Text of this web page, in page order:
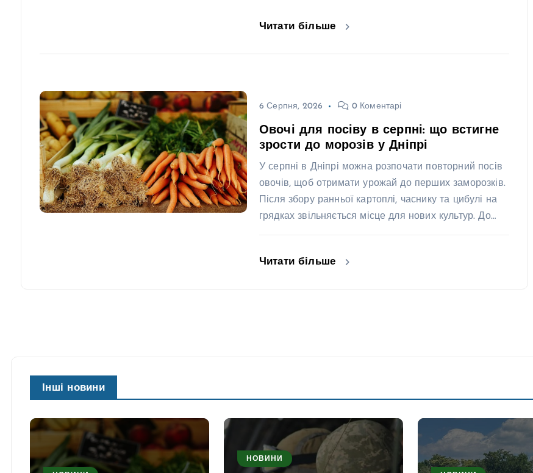
Читати більше
6 Серпня, 2026 0 Коментарі
Овочі для посіву в серпні: що встигне
зрости до морозів у Дніпрі
У серпні в Дніпрі можна розпочати повторний посів
овочів, щоб отримати урожай до перших заморозків.
Після збору ранньої картоплі, часнику та цибулі на
грядках звільняється місце для нових культур. До…
Читати більше
Інші новини
НОВИНИ